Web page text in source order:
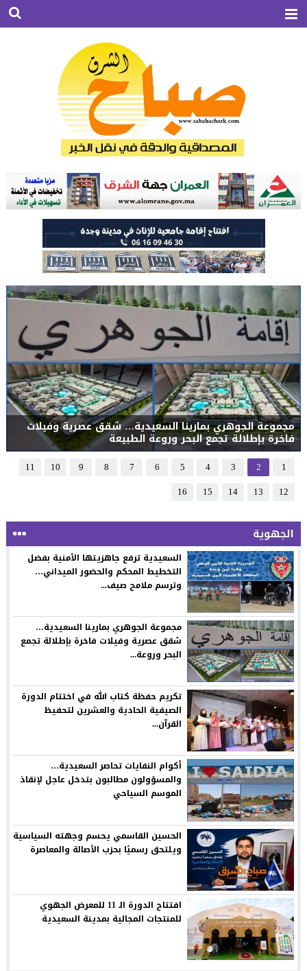
مجموعة الجوهري بمارينا السعيدية… شقق عصرية وفيلات
فاخرة بإطلالة تجمع البحر وروعة الطبيعة
1
2
3
4
5
6
7
8
9
10
11
12
13
14
15
16
الجهوية
السعيدية ترفع جاهزيتها الأمنية بفضل
التخطيط المحكم والحضور الميداني…
وترسم ملامح صيف...
مجموعة الجوهري بمارينا السعيدية…
شقق عصرية وفيلات فاخرة بإطلالة تجمع
البحر وروعة...
تكريم حفظة كتاب الله في اختتام الدورة
الصيفية الحادية والعشرين لتحفيظ
القرآن...
أكوام النفايات تحاصر السعيدية…
والمسؤولون مطالبون بتدخل عاجل لإنقاذ
الموسم السياحي
الحسين القاسمي يحسم وجهته السياسية
ويلتحق رسميًا بحزب الأصالة والمعاصرة
افتتاح الدورة الـ 11 للمعرض الجهوي
للمنتجات المجالية بمدينة السعيدية